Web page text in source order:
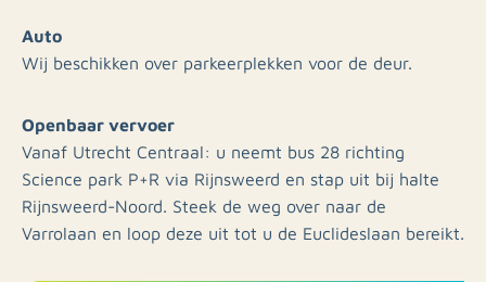
Auto
Wij beschikken over parkeerplekken voor de deur.
Openbaar vervoer
Vanaf Utrecht Centraal: u neemt bus 28 richting
Science park P+R via Rijnsweerd en stap uit bij halte
Rijnsweerd-Noord. Steek de weg over naar de
Varrolaan en loop deze uit tot u de Euclideslaan bereikt.